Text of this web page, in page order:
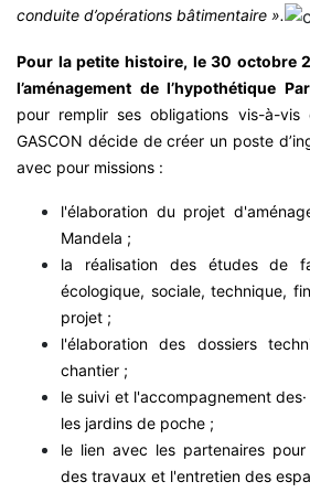
conduite d’opérations bâtimentaire ».
Pour la petite histoire, le 30 octobre
l’aménagement de l’hypothétique
pour remplir ses obligations vis-à-vis
GASCON décide de créer un poste
avec pour missions :
l'élaboration du projet
Mandela ;
la réalisation des études de
écologique, sociale, technique,
projet ;
l'élaboration des dossiers
chantier ;
le suivi et l'accompagnement
les jardins de poche ;
le lien avec les partenaires
des travaux et l'entretien des